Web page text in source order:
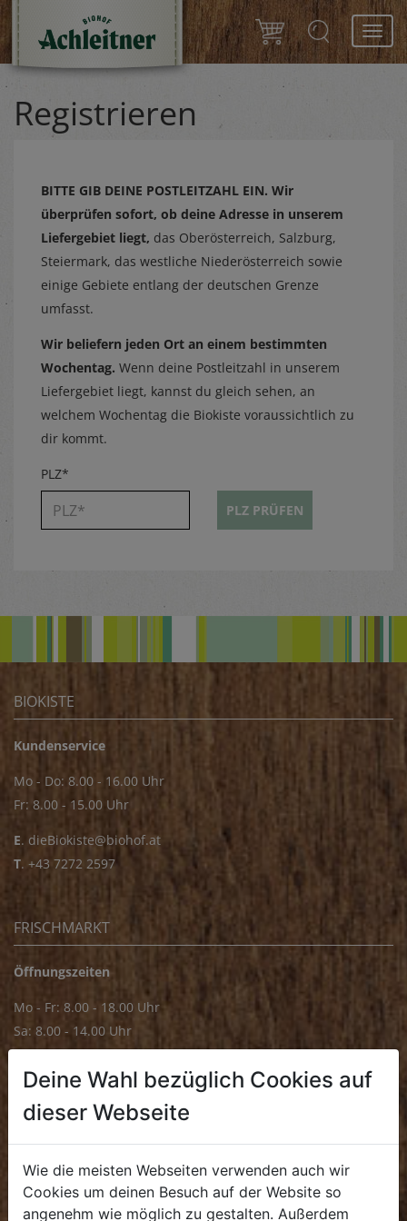
Registrieren
BITTE GIB DEINE POSTLEITZAHL EIN. Wir
überprüfen sofort, ob deine Adresse in unserem
Liefergebiet liegt, das Oberösterreich, Salzburg,
Steiermark, das westliche Niederösterreich sowie
einige Gebiete entlang der deutschen Grenze
umfasst.
Wir beliefern jeden Ort an einem bestimmten
Wochentag. Wenn deine Postleitzahl in unserem
Liefergebiet liegt, kannst du gleich sehen, an
welchem Wochentag die Biokiste voraussichtlich zu
dir kommt.
PLZ*
PLZ PRÜFEN
BIOKISTE
Kundenservice
Mo - Do: 8.00 - 16.00 Uhr
Fr: 8.00 - 15.00 Uhr
E. dieBiokiste@biohof.at
T. +43 7272 2597
FRISCHMARKT
Öffnungszeiten
Mo - Fr: 8.00 - 18.00 Uhr
Sa: 8.00 - 14.00 Uhr
Mo - Fr: 8.00 - 16.00 Uhr
. +43 7272 4859 70
Deine Wahl bezüglich Cookies auf
dieser Webseite
Wie die meisten Webseiten verwenden auch wir
Cookies um deinen Besuch auf der Website so
angenehm wie möglich zu gestalten. Außerdem